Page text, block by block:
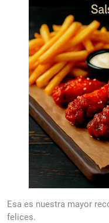
Esa es nuestra mayor
felices.